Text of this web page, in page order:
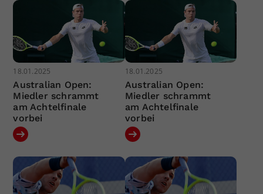
18.01.2025
Australian Open:
Miedler schrammt
am Achtelfinale
vorbei
18.01.2025
Australian Open:
Miedler schrammt
am Achtelfinale
vorbei